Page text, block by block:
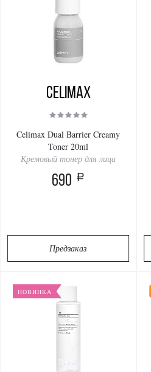
Celimax
Celimax Dual Barrier Creamy
Toner 20ml
Кремовый тонер для лица
690 a
Предзаказ
НОВИНКА